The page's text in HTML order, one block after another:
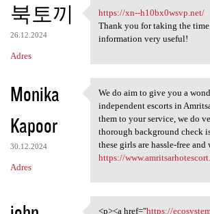
북토끼
26.12.2024
Adres
https://xn--
https://xn--h10bx0wsvp.net/
Thank you for taking the
information very useful!
Monika
Kapoor
30.12.2024
Adres
We do aim to give you a
We do aim to give you a
independent escorts in
them to your service, we do
thorough background check
these girls are hassle-free and
https://
<p><a href="https://